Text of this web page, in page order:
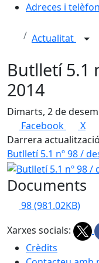
Adreces i
Actualitat
Butlletí 5.1
2014
Dimarts, 2 de
Facebook
X
Darrera
Butlletí 5.1 nº 98 /
Documents
98(981.02KB)
Xarxes socials:
Crèdits